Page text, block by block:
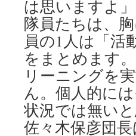
は思いますよ
隊員たちは、
員の1人は「活
をまとめます
リーニングを
ん。個人的に
状況では無い
佐々木保彦団